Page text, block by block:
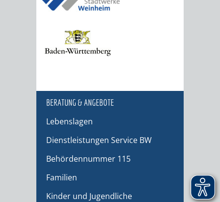
BERATUNG & ANGEBOTE
Lebenslagen
Dienstleistungen Service BW
Behördennummer 115
Familien
Kinder und Jugendliche